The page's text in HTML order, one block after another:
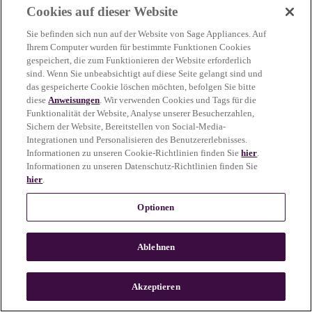
more information)
n
Cookies auf dieser Website
Sie befinden sich nun auf der Website von Sage Appliances. Auf
Ihrem Computer wurden für bestimmte Funktionen Cookies
gespeichert, die zum Funktionieren der Website erforderlich
sind. Wenn Sie unbeabsichtigt auf diese Seite gelangt sind und
das gespeicherte Cookie löschen möchten, befolgen Sie bitte
dieseAnweisungen. Wir verwenden Cookies und Tags für die
Funktionalität der Website, Analyse unserer Besucherzahlen,
Sichern der Website, Bereitstellen von Social-Media-
Integrationen und Personalisieren des Benutzererlebnisses.
Informationen zu unseren Cookie-Richtlinien finden Siehier.
Informationen zu unseren Datenschutz-Richtlinien finden Sie
hier.
Optionen
Ablehnen
Akzeptieren